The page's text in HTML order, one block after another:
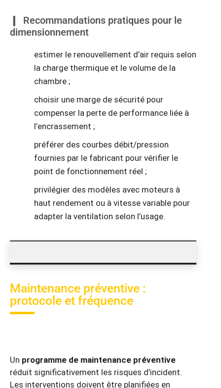
Recommandations pratiques pour le
dimensionnement
estimer le renouvellement d’air requis selon
la charge thermique et le volume de la
chambre ;
choisir une marge de sécurité pour
compenser la perte de performance liée à
l’encrassement ;
préférer des courbes débit/pression
fournies par le fabricant pour vérifier le
point de fonctionnement réel ;
privilégier des modèles avec moteurs à
haut rendement ou à vitesse variable pour
adapter la ventilation selon l’usage.
Maintenance préventive :
protocole et fréquence
Un programme de maintenance préventive
réduit significativement les risques d’incident.
Les interventions doivent être planifiées en